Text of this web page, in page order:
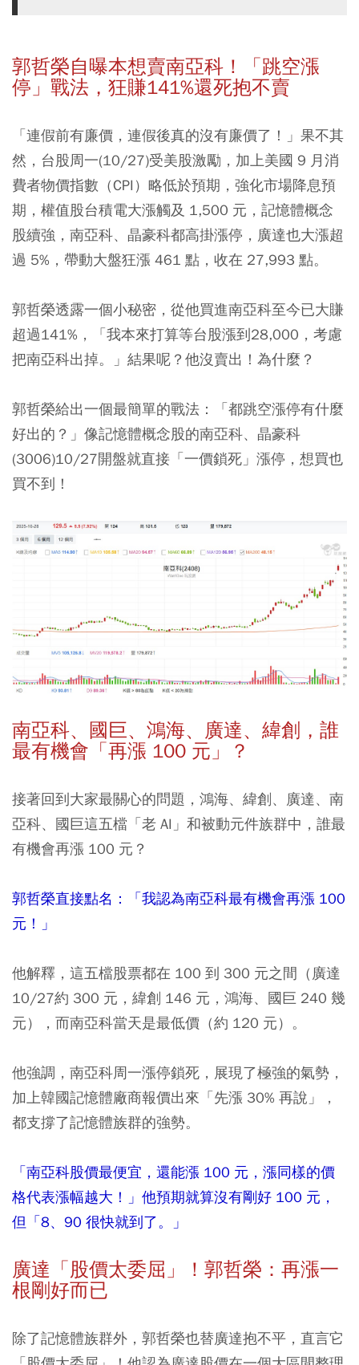
郭哲榮自曝本想賣南亞科！「跳空漲
停」戰法，狂賺141%還死抱不賣
「連假前有廉價，連假後真的沒有廉價了！」果不其
然，台股周一(10/27)受美股激勵，加上美國 9 月消
費者物價指數（CPI）略低於預期，強化市場降息預
期，權值股台積電大漲觸及 1,500 元，記憶體概念
股續強，南亞科、晶豪科都高掛漲停，廣達也大漲超
過 5%，帶動大盤狂漲 461 點，收在 27,993 點。
郭哲榮透露一個小秘密，從他買進南亞科至今已大賺
超過141%，「我本來打算等台股漲到28,000，考慮
把南亞科出掉。」結果呢？他沒賣出！為什麼？
郭哲榮給出一個最簡單的戰法：「都跳空漲停有什麼
好出的？」像記憶體概念股的南亞科、晶豪科
(3006)10/27開盤就直接「一價鎖死」漲停，想買也
買不到！
南亞科、國巨、鴻海、廣達、緯創，誰
最有機會「再漲 100 元」？
接著回到大家最關心的問題，鴻海、緯創、廣達、南
亞科、國巨這五檔「老 AI」和被動元件族群中，誰最
有機會再漲 100 元？
郭哲榮直接點名：「我認為南亞科最有機會再漲 100
元！」
他解釋，這五檔股票都在 100 到 300 元之間（廣達
10/27約 300 元，緯創 146 元，鴻海、國巨 240 幾
元），而南亞科當天是最低價（約 120 元）。
他強調，南亞科周一漲停鎖死，展現了極強的氣勢，
加上韓國記憶體廠商報價出來「先漲 30% 再說」，
都支撐了記憶體族群的強勢。
「南亞科股價最便宜，還能漲 100 元，漲同樣的價
格代表漲幅越大！」他預期就算沒有剛好 100 元，
但「8、90 很快就到了。」
廣達「股價太委屈」！郭哲榮：再漲一
根剛好而已
除了記憶體族群外，郭哲榮也替廣達抱不平，直言它